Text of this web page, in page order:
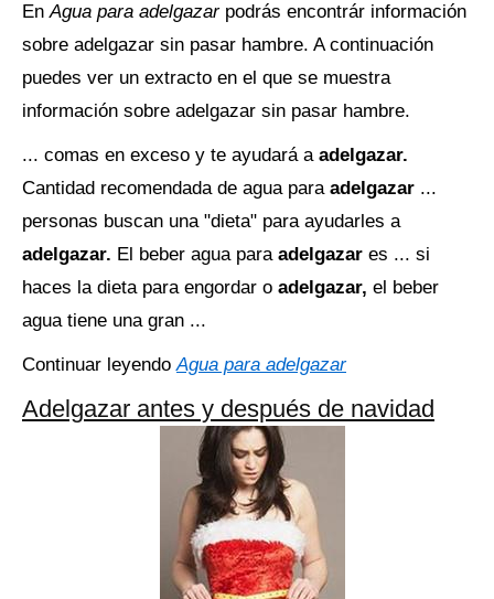
EnAgua para adelgazarpodrás encontrár información
sobre adelgazar sin pasar hambre. A continuación
puedes ver un extracto en el que se muestra
información sobre adelgazar sin pasar hambre.
... comas en exceso y te ayudará a adelgazar.
Cantidad recomendada de agua para adelgazar ...
personas buscan una "dieta" para ayudarles a
adelgazar. El beber agua para adelgazar es ... si
haces la dieta para engordar o adelgazar, el beber
agua tiene una gran ...
Continuar leyendoAgua para adelgazar
Adelgazar antes y después de navidad